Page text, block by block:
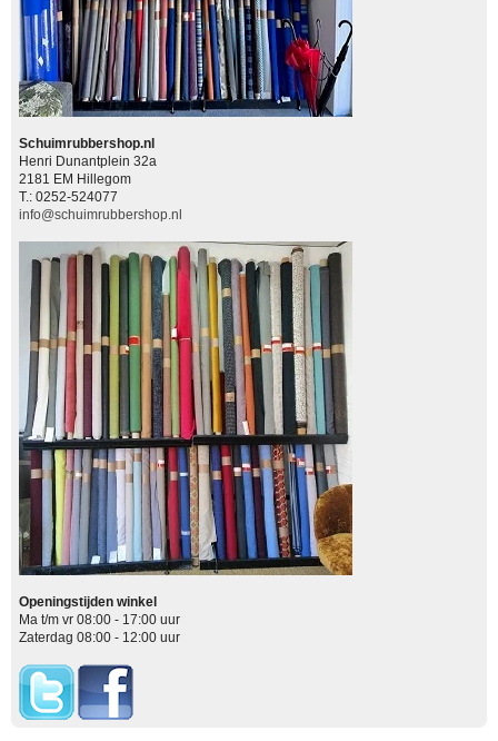
Schuimrubbershop.nl
Henri Dunantplein 32a
2181 EM Hillegom
T.: 0252-524077
info@schuimrubbershop.nl
Openingstijden winkel
Ma t/m vr 08:00 - 17:00 uur
Zaterdag 08:00 - 12:00 uur